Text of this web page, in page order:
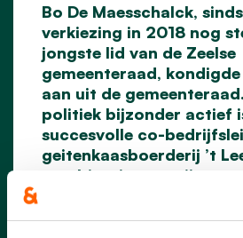
Bo De Maesschalck,
verkiezing in 2018 nog
jongste lid van de Zeelse
gemeenteraad,
aan uit de
politiek bijzonder actief
succesvolle co-
geitenkaasboerderij ’t
combinatie van mijn
gemeenteraad en een
groeiend bedrijf was niet